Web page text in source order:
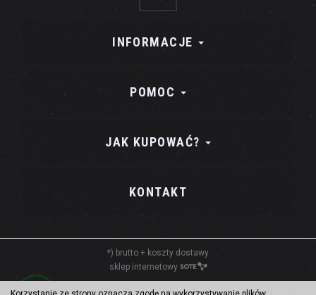
INFORMACJE
POMOC
JAK KUPOWAĆ?
KONTAKT
*) brutto + koszty dostawy
sklep internetowy